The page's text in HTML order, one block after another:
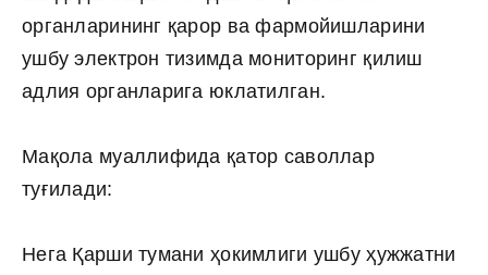
органларининг қарор ва фармойишларини
ушбу электрон тизимда мониторинг қилиш
адлия органларига юклатилган.
Мақола муаллифида қатор саволлар
туғилади:
Нега Қарши тумани ҳокимлиги ушбу ҳужжатни